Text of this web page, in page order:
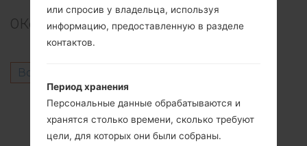
0Комментарии
Войдите
Другие модели из этой серии
LG Stylo 5Q720MS
или спросив у владельца, используя
информацию, предоставленную в разделе
контактов.
Период хранения
Персональные данные обрабатываются и
хранятся столько времени, сколько требуют
цели, для которых они были собраны.